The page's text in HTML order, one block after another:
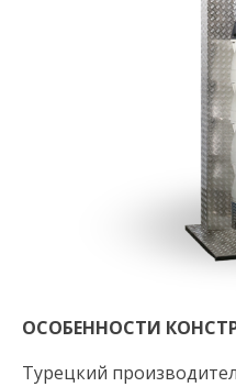
ОСОБЕННОСТИ
Турецкий